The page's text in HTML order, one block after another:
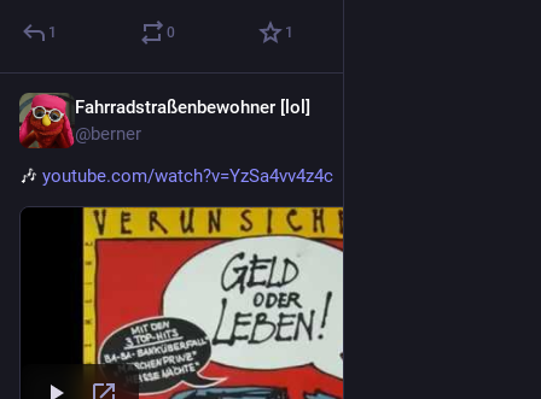
1 0 1
Fahrradstraßenbewohner [lol]
@berner
🎶 youtube.com/watch?v=YzSa4vv4z4c